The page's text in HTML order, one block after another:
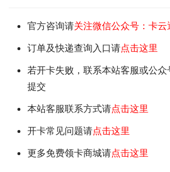
官方咨询请关注微信公众号：卡云
订单及快递查询入口请点击这里
若开卡失败，联系本站客服或公
提交
本站客服联系方式请点击这里
开卡常见问题请点击这里
更多免费领卡商城请点击这里